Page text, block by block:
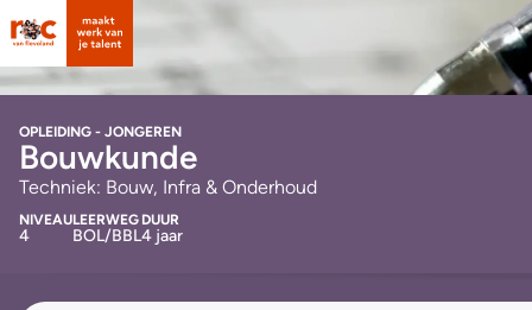
OPLEIDING - JONGEREN
Bouwkunde
Techniek: Bouw, Infra & Onderhoud
NIVEAU
4
LEERWEG
BOL/BBL
DUUR
4 jaar